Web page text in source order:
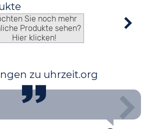
Sie noch mehr
Produkte sehen?
Hier klicken!
zu uhrzeit.org